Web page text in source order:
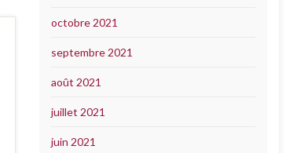
octobre 2021
septembre 2021
août 2021
juillet 2021
juin 2021